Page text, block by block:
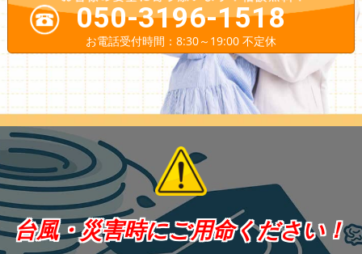
050-3196-1518
お電話受付時間：8:30～19:00 不定休
台風・災害時にご用命ください！